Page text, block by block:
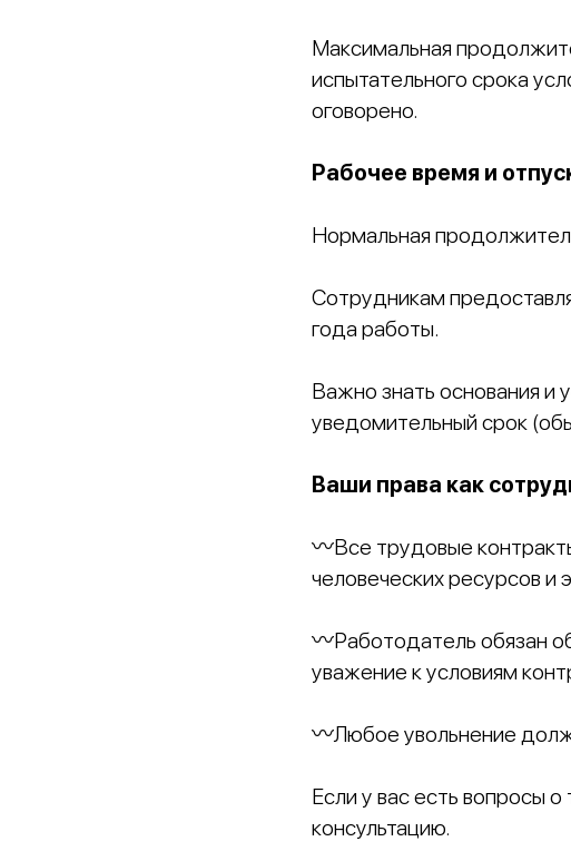
Максимальная
испытательного срока
оговорено.
Рабочее время и
Нормальная
Сотрудникам
года работы.
Важно знать основания и
уведомительный срок
Ваши права как
〰️Все трудовые
человеческих ресурсов и
〰️Работодатель обязан
уважение к условиям
〰️Любое увольнение
Если у вас есть вопросы
консультацию.